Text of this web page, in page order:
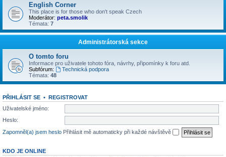
English Corner
This place is for those who don't speak Czech
Moderátor: peta.smolik
Témata: 7
Administrátorská sekce
O tomto foru
Informace pro uživatele tohoto fóra, návrhy, připomínky k foru atd.
Subfórum:
Technická podpora
Témata: 48
PŘIHLÁSIT SE • REGISTROVAT
Uživatelské jméno:
Heslo:
Zapomněl(a) jsem heslo Přihlásit mě automaticky při každé návštěvě
KDO JE ONLINE